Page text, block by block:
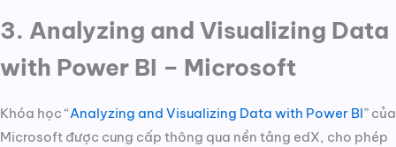
3. Analyzing and Visualizing Data
with Power BI – Microsoft
Khóa học “Analyzing and Visualizing Data with Power BI” của
Microsoft được cung cấp thông qua nền tảng edX, cho phép